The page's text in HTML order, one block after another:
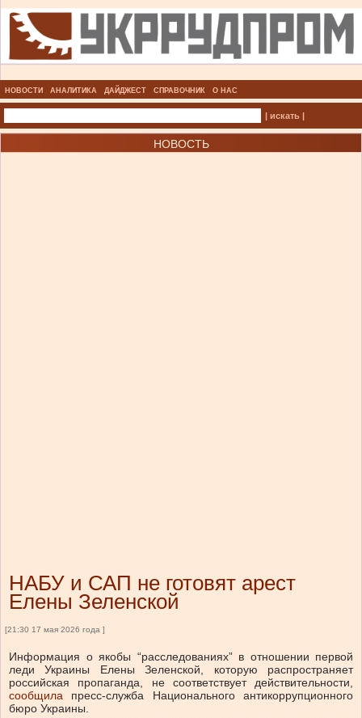
НОВОСТИ АНАЛИТИКА ДАЙДЖЕСТ СПРАВОЧНИК О НАС
| искать |
НОВОСТЬ
НАБУ и САП не готовят арест
Елены Зеленской
[21:30 17 мая 2026 года ]
Информация о якобы “расследованиях” в отношении первой
леди Украины Елены Зеленской, которую распространяет
российская пропаганда, не соответствует действительности,
сообщила пресс-служба Национального антикоррупционного
бюро Украины.